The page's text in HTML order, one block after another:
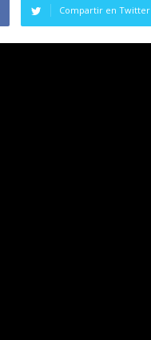
Compartir en Twitter